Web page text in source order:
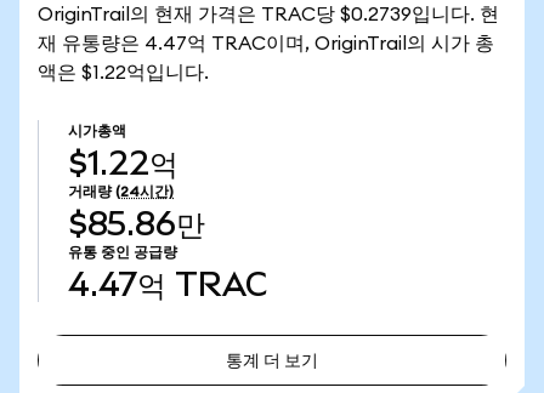
OriginTrail의 현재 가격은 TRAC당 $0.2739입니다. 현
재 유통량은 4.47억 TRAC이며, OriginTrail의 시가 총
액은 $1.22억입니다.
시가총액
$1.22억
거래량 (24시간)
$85.86만
유통 중인 공급량
4.47억 TRAC
통계 더 보기